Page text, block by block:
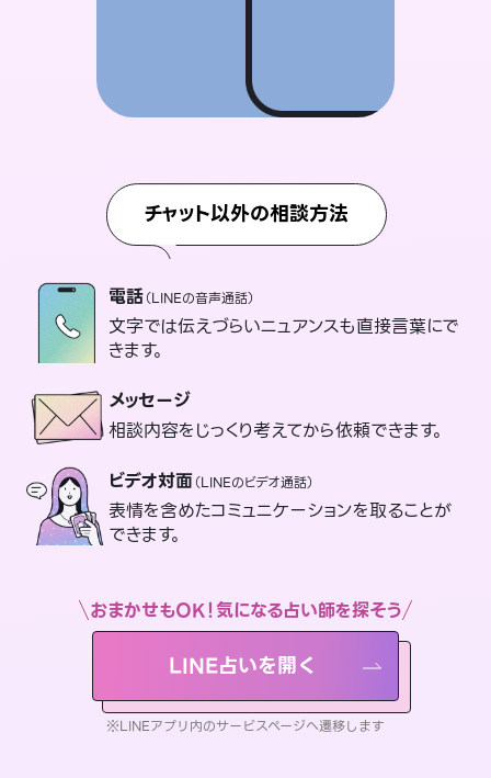
チャット以外の相談方法
電話（LINEの音声通話）
文字では伝えづらいニュアンスも直接言葉にで
きます。
メッセージ
相談内容をじっくり考えてから依頼できます。
ビデオ対面（LINEのビデオ通話）
表情を含めたコミュニケーションを取ることが
できます。
おまかせもOK！気になる占い師を探そう
LINE占いを開く
※LINEアプリ内のサービスページへ遷移します